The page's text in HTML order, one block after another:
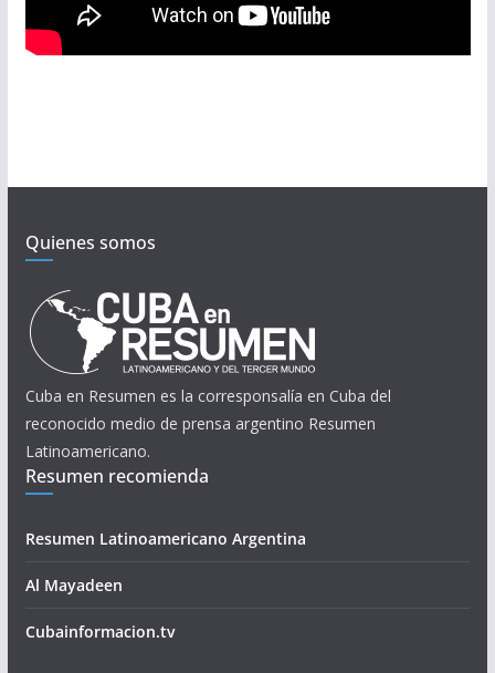
Quienes somos
Cuba en Resumen es la corresponsalía en Cuba del
reconocido medio de prensa argentino Resumen
Latinoamericano.
Resumen recomienda
Resumen Latinoamericano Argentina
Al Mayadeen
Cubainformacion.tv